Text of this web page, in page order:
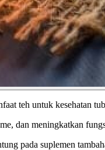
teh untuk kesehatan
dan meningkatkan
pada suplemen